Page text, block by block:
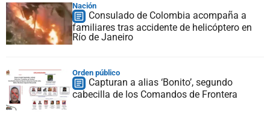
Nación
Consulado de Colombia acompaña a
familiares tras accidente de helicóptero en
Río de Janeiro
Orden público
Capturan a alias ‘Bonito’, segundo
cabecilla de los Comandos de Frontera